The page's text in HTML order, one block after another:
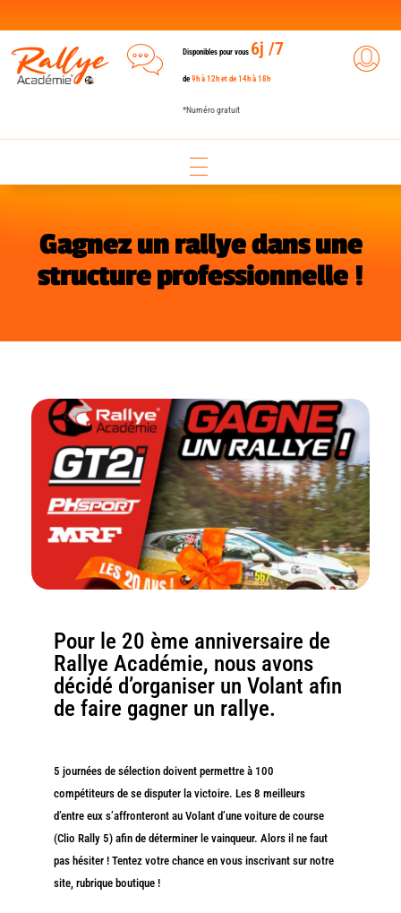
Disponibles pour vous 6j /7
de 9h à 12h et de 14h à 18h
*Numéro gratuit
Gagnez un rallye dans une
structure professionnelle !
Pour le 20 ème anniversaire de
Rallye Académie, nous avons
décidé d’organiser un Volant afin
de faire gagner un rallye.
5 journées de sélection doivent permettre à 100
compétiteurs de se disputer la victoire. Les 8 meilleurs
d’entre eux s’affronteront au Volant d’une voiture de course
(Clio Rally 5) afin de déterminer le vainqueur. Alors il ne faut
pas hésiter ! Tentez votre chance en vous inscrivant sur notre
site, rubrique boutique !